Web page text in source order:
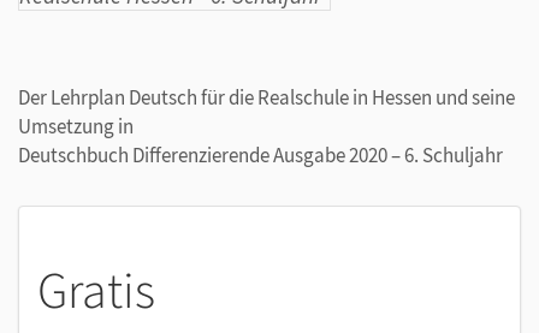
Der Lehrplan Deutsch für die Realschule in Hessen und seine
Umsetzung in
Deutschbuch Differenzierende Ausgabe 2020 – 6. Schuljahr
Gratis